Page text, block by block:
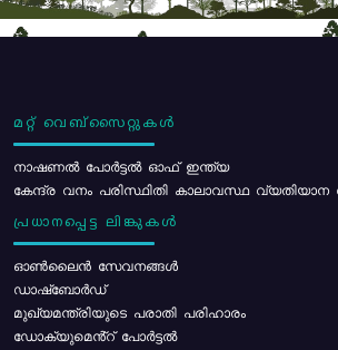
മറ്റ് വെബ്സൈറ്റുകൾ
നാഷണൽ പോർട്ടൽ ഓഫ് ഇന്ത്യ
കേന്ദ്ര വനം പരിസ്ഥിതി കാലാവസ്ഥ വ്യതിയാന
പ്രധാനപ്പെട്ട ലിങ്കുകൾ
ഓൺലൈൻ സേവനങ്ങൾ
ഡാഷ്ബോർഡ്
മുഖ്യമന്ത്രിയുടെ പരാതി പരിഹാരം
ഡോക്യുമെൻ്റ് പോർട്ടൽ